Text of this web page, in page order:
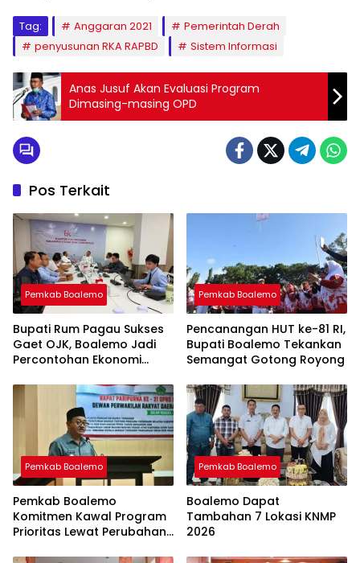
Tag: Anggaran 2021
Pemerintah Derah
penyusunan RKA RAPBD
Sistem Informasi
Anas Jusuf Akan Evaluasi Program
Dimasing-masing OPD
Pos Terkait
Pemkab Boalemo
Bupati Rum Pagau Sukses
Gaet OJK, Boalemo Jadi
Percontohan Ekonomi
Pemkab Boalemo
Pencanangan HUT ke-81 RI,
Bupati Boalemo Tekankan
Semangat Gotong Royong
Pemkab Boalemo
Pemkab Boalemo
Komitmen Kawal Program
Prioritas Lewat Perubahan
Pemkab Boalemo
Boalemo Dapat
Tambahan 7 Lokasi KNMP
2026